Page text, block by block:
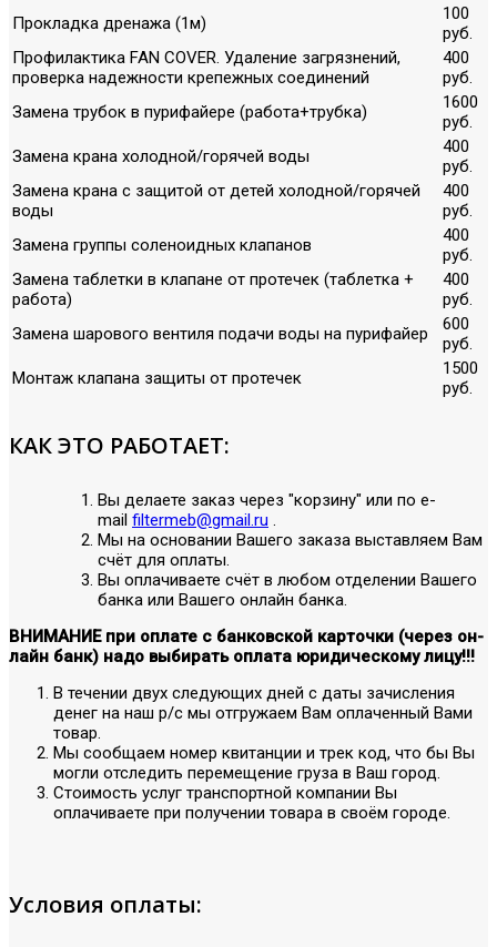
Прокладка дренажа (1м)
100
руб.
Профилактика FAN COVER. Удаление загрязнений,
проверка надежности крепежных соединений
400
руб.
Замена трубок в пурифайере (работа+трубка)
1600
руб.
Замена крана холодной/горячей воды
400
руб.
Замена крана с защитой от детей холодной/горячей
воды
400
руб.
Замена группы соленоидных клапанов
400
руб.
Замена таблетки в клапане от протечек (таблетка +
работа)
400
руб.
Замена шарового вентиля подачи воды на пурифайер
600
руб.
Монтаж клапана защиты от протечек
1500
руб.
КАК ЭТО РАБОТАЕТ:
Вы делаете заказ через "корзину" или по е-
mail filtermeb@gmail.ru .
Мы на основании Вашего заказа выставляем Вам
счёт для оплаты.
Вы оплачиваете счёт в любом отделении Вашего
банка или Вашего онлайн банка.
ВНИМАНИЕ при оплате с банковской карточки (через он-
лайн банк) надо выбирать оплата юридическому лицу!!!
В течении двух следующих дней с даты зачисления
денег на наш р/с мы отгружаем Вам оплаченный Вами
товар.
Мы сообщаем номер квитанции и трек код, что бы Вы
могли отследить перемещение груза в Ваш город.
Стоимость услуг транспортной компании Вы
оплачиваете при получении товара в своём городе.
Условия оплаты: